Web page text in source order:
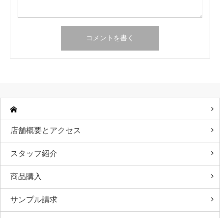
店舗概要とアクセス
スタッフ紹介
商品購入
サンプル請求